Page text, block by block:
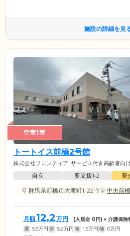
施設の詳細を見
空室1室
トートイス前橋2号館
株式会社フロンティア サービス付き高齢者向
自立 要支援1•2 要
群馬県前橋市大渡町1-22-7
中央前
月額12.2 万円 (入居金 0 円) + 介護保険
家 5.5万円 管 5.2万円 食 1.5万円 他 0万円